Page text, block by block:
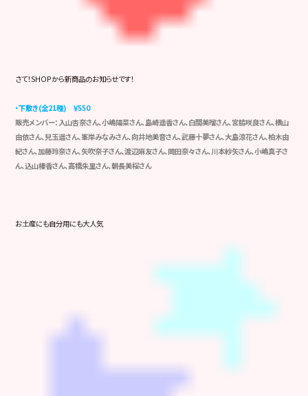
さて！SHOPから新商品のお知らせです！
・下敷き(全21種) ￥550
販売メンバー：入山杏奈さん、小嶋陽菜さん、島崎遥香さん、白間美瑠さん、宮脇咲良さん、横山
由依さん、兒玉遥さん、峯岸みなみさん、向井地美音さん、武藤十夢さん、大島涼花さん、柏木由
紀さん、加藤玲奈さん、矢吹奈子さん、渡辺麻友さん、岡田奈々さん、川本紗矢さん、小嶋真子さ
ん、込山榛香さん、高橋朱里さん、朝長美桜さん
お土産にも自分用にも大人気